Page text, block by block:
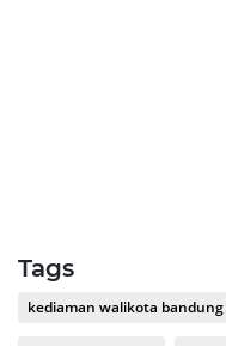
Tags
kediaman walikota bandung